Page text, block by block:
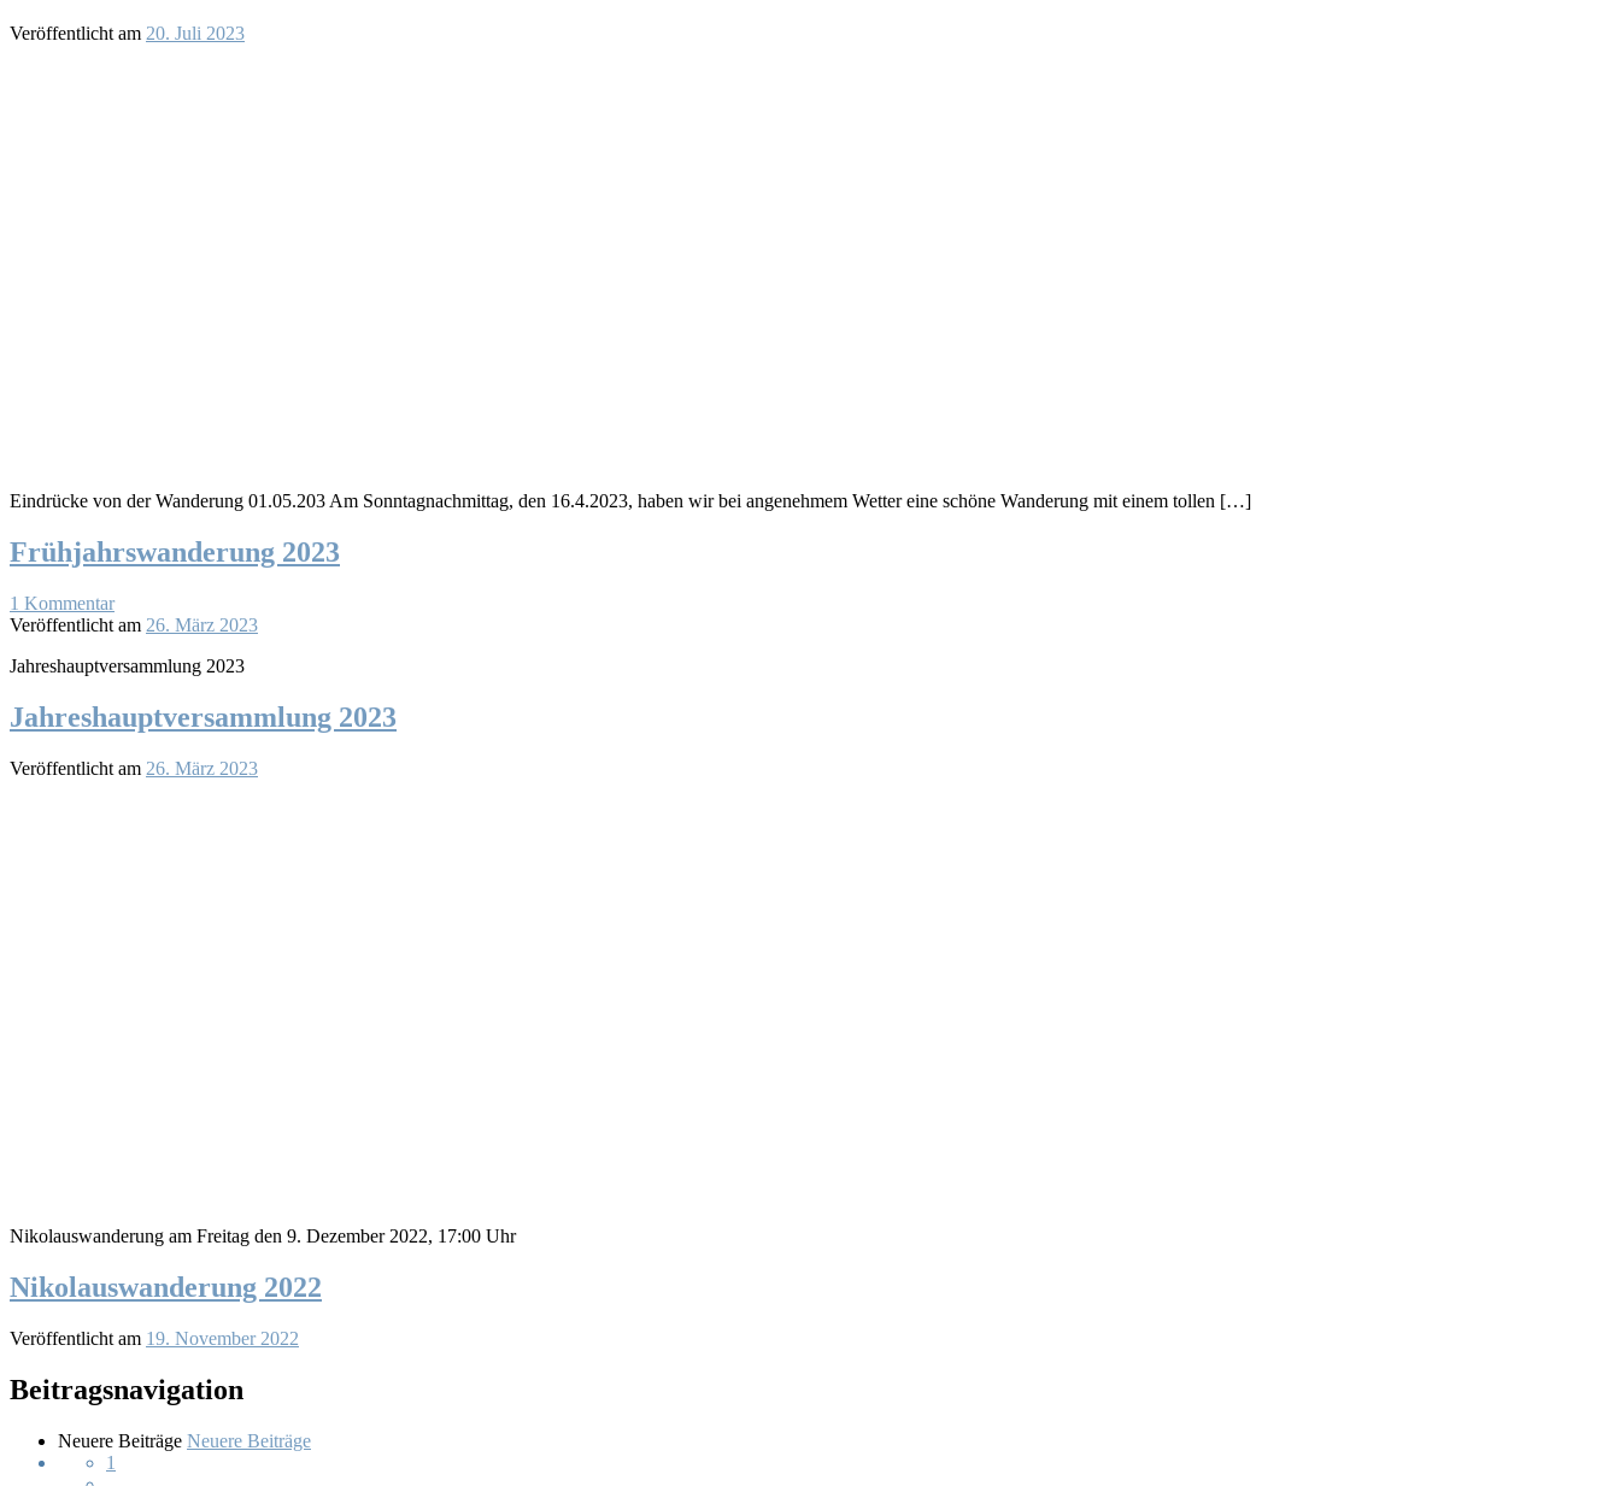
Veröffentlicht am 20. Juli 2023
Eindrücke von der Wanderung 01.05.203 Am Sonntagnachmittag, den 16.4.2023, haben wir bei angenehmem Wetter eine schöne Wanderung mit einem tollen […]
Frühjahrswanderung 2023
1 Kommentar
Veröffentlicht am 26. März 2023
Jahreshauptversammlung 2023
Jahreshauptversammlung 2023
Veröffentlicht am 26. März 2023
Nikolauswanderung am Freitag den 9. Dezember 2022, 17:00 Uhr
Nikolauswanderung 2022
Veröffentlicht am 19. November 2022
Beitragsnavigation
Neuere Beiträge Neuere Beiträge
1